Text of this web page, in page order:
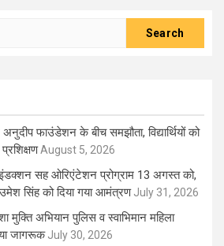
अनुदीप फाउंडेशन के बीच समझौता, विद्यार्थियों को
August 5, 2026
इंडक्शन सह ओरिएंटेशन प्रोग्राम 13 अगस्त को,
सिंह को दिया गया आमंत्रण July 31, 2026
मुक्ति अभियान पुलिस व स्वाभिमान महिला
जागरूक July 30, 2026